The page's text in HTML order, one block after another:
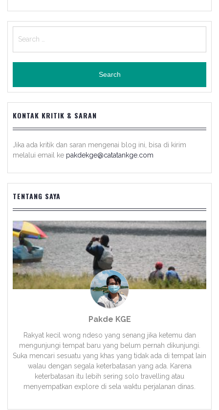
for:
KONTAK KRITIK & SARAN
Jika ada kritik dan saran mengenai blog ini, bisa di kirim
melalui email ke pakdekge@catatankge.com
TENTANG SAYA
Pakde KGE
Rakyat kecil wong ndeso yang senang jika ketemu dan
mengunjungi tempat baru yang belum pernah dikunjungi.
Suka mencari sesuatu yang khas yang tidak ada di tempat lain
walau dengan segala keterbatasan yang ada. Karena
keterbatasan itu lebih sering solo travelling atau
menyempatkan explore di sela waktu perjalanan dinas.